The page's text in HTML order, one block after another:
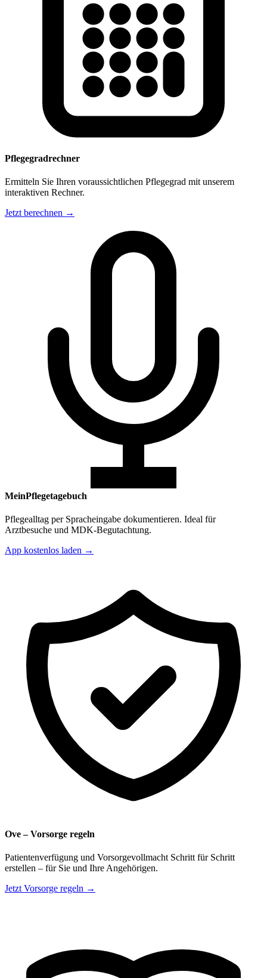
Pflegegradrechner
Ermitteln Sie Ihren voraussichtlichen Pflegegrad mit unserem
interaktiven Rechner.
Jetzt berechnen →
MeinPflegetagebuch
Pflegealltag per Spracheingabe dokumentieren. Ideal für
Arztbesuche und MDK-Begutachtung.
App kostenlos laden →
Ove – Vorsorge regeln
Patientenverfügung und Vorsorgevollmacht Schritt für Schritt
erstellen – für Sie und Ihre Angehörigen.
Jetzt Vorsorge regeln →